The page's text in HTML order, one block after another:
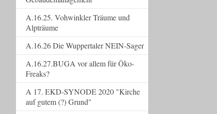
A.16.25. Vohwinkler Träume und
Alpträume
A.16.26 Die Wuppertaler NEIN-Sager
A.16.27.BUGA vor allem für Öko-
Freaks?
A 17. EKD-SYNODE 2020 "Kirche
auf gutem (?) Grund"